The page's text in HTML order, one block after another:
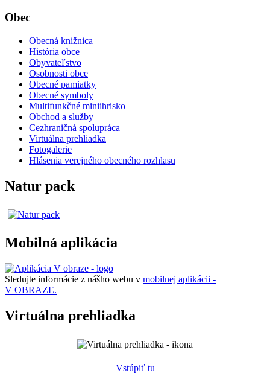
Obec
Obecná knižnica
História obce
Obyvateľstvo
Osobnosti obce
Obecné pamiatky
Obecné symboly
Multifunkčné miniihrisko
Obchod a služby
Cezhraničná spolupráca
Virtuálna prehliadka
Fotogalerie
Hlásenia verejného obecného rozhlasu
Natur pack
Mobilná aplikácia
Sledujte informácie z nášho webu v mobilnej aplikácii -
V OBRAZE.
Virtuálna prehliadka
Vstúpiť tu